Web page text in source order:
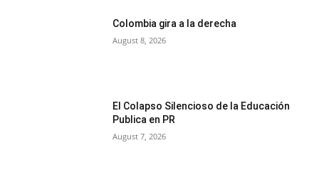
Colombia gira a la derecha
August 8, 2026
El Colapso Silencioso de la Educación
Publica en PR
August 7, 2026